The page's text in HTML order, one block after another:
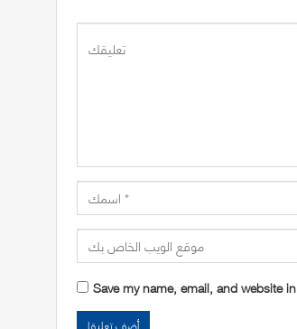
Save my name, email, and website